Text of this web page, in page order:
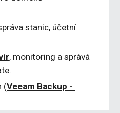
stanic, účetní
, monitoring a správá
(Veeam Backup -